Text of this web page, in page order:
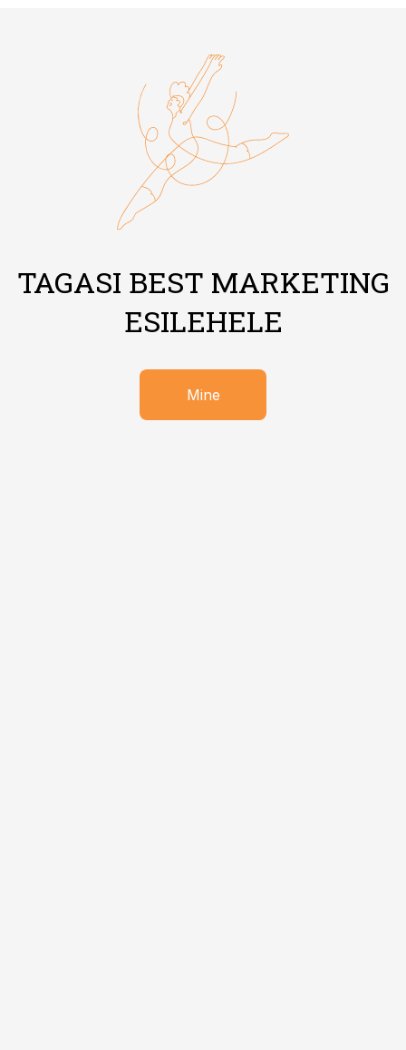
TAGASI BEST MARKETING
ESILEHELE
Mine